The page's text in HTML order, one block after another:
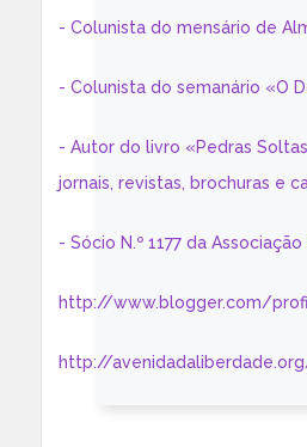
- Colunista do mensário de
- Colunista do semanário «O
- Autor do livro «Pedras
jornais, revistas, brochuras e
- Sócio N.º 1177 da
http://www.blogger.com/
http://